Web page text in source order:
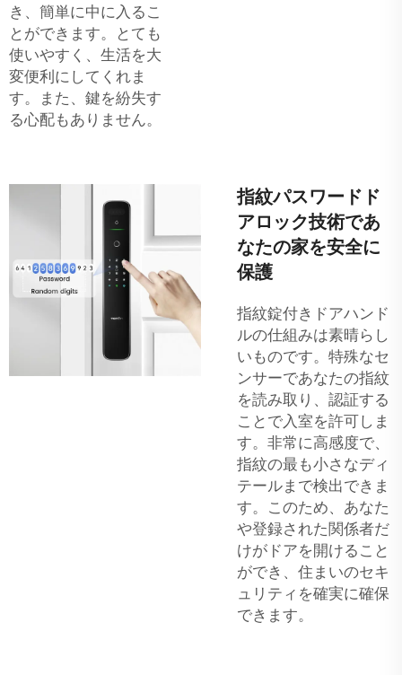
き、簡単に中に入るこ
とができます。とても
使いやすく、生活を大
変便利にしてくれま
す。また、鍵を紛失す
る心配もありません。
指紋パスワードド
アロック技術であ
なたの家を安全に
保護
指紋錠付きドアハンド
ルの仕組みは素晴らし
いものです。特殊なセ
ンサーであなたの指紋
を読み取り、認証する
ことで入室を許可しま
す。非常に高感度で、
指紋の最も小さなディ
テールまで検出できま
す。このため、あなた
や登録された関係者だ
けがドアを開けること
ができ、住まいのセキ
ュリティを確実に確保
できます。